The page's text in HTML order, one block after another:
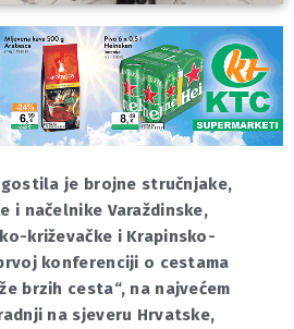
je brojne stručnjake,
i načelnike Varaždinske,
križevačke i Krapinsko-
konferenciji o cestama
brzih cesta“, na najvećem
na sjeveru Hrvatske,